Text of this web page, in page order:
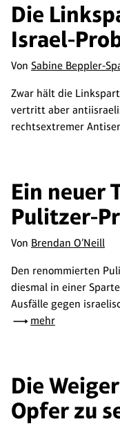
Die
Israel-
Von Sabine Beppler-
Zwar hält die
vertritt aber
rechtsextremer
Ein neuer
Pulitzer-
Von Brendan O’Neill
Den renommierten
diesmal in einer
Ausfälle gegen
mehr
Die
Opfer zu